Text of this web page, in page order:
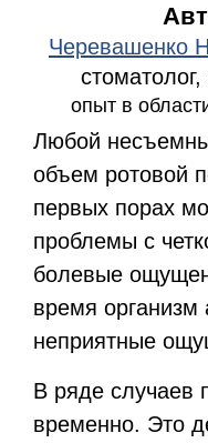
Черевашенко
опыт в
Любой
объем ротовой
первых порах
проблемы с
болевые
время организм
неприятные
В ряде случаев
временно. Это